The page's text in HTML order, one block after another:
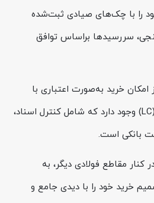
را با چک‌های صیادی ثبت‌شده
سررسیدها براساس توافق
خرید به‌صورت اعتباری با
اعتبار اسنادی داخلی ریالی (LC) وجود دارد که شامل کنترل اسناد،
بانکی است.
کنار مقاطع فولادی دیگر، به
خرید خود را با دیدی جامع و